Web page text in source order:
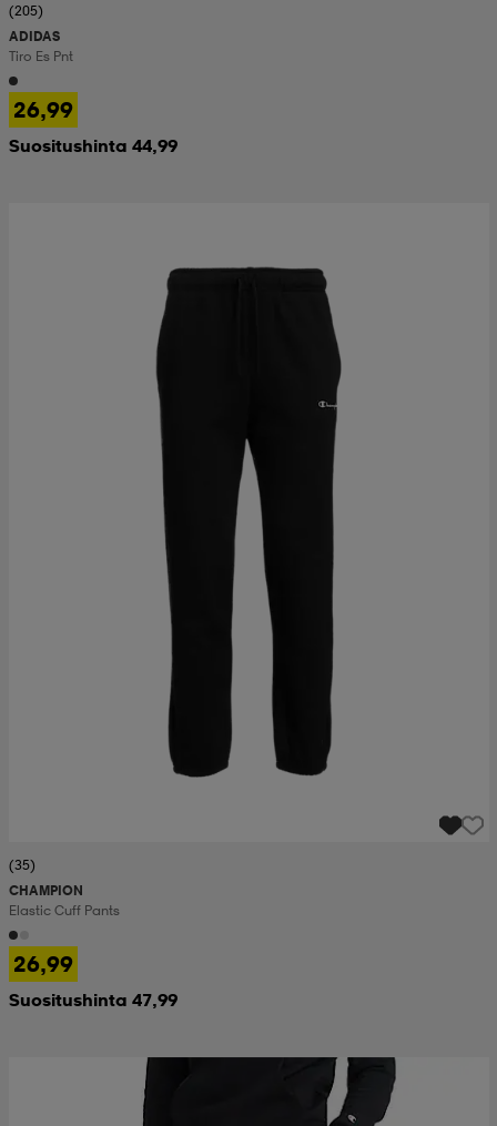
(205)
ADIDAS
Tiro Es Pnt
26,99
Suositushinta 44,99
(35)
CHAMPION
Elastic Cuff Pants
26,99
Suositushinta 47,99